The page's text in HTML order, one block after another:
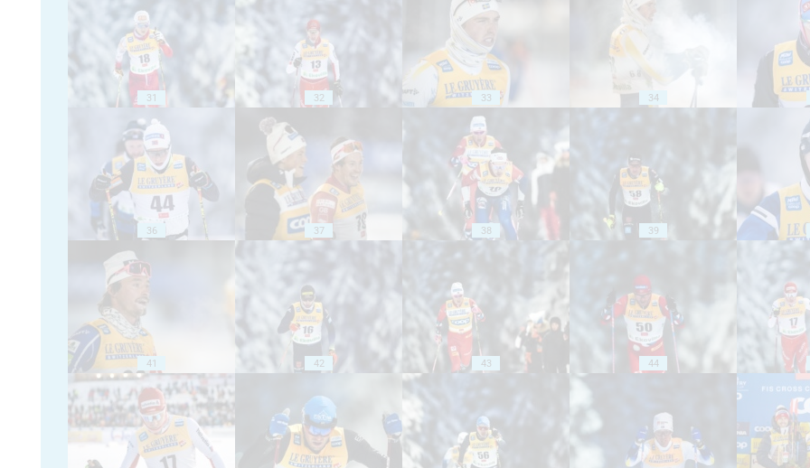
31 32 33 34
36 37 38 39
41 42 43 44